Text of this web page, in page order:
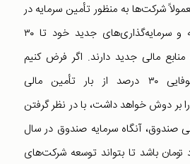
شرکت‌ها به منظور تأمین سرمایه در
گردش، تحقیق و توسعه و سرمایه‌گذاری‌های جدید خود تا ۳۰
مالی جدید دارند. اگر فرض کنیم
صندوق نوآوری و شکوفایی ۳۰ درصد از بار تأمین مالی
بر دوش خواهد داشت، با در نظر گرفتن
صندوق، آنگاه سرمایه صندوق در سال
میلیارد تومان باشد تا بتواند توسعه شرکت‌های